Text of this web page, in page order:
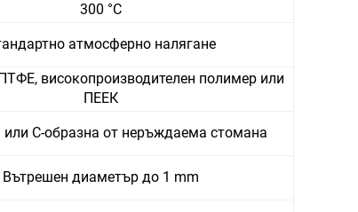
300 °C
атмосферно налягане
високопроизводителен полимер или
ПЕЕК
или C-образна от неръждаема стомана
Вътрешен диаметър до 1 mm